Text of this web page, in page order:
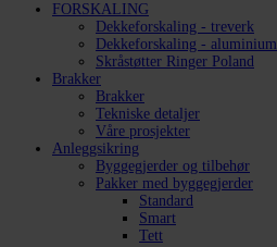
FORSKALING
Dekkeforskaling - treverk
Dekkeforskaling - aluminium
Skråstøtter Ringer Poland
Brakker
Brakker
Tekniske detaljer
Våre prosjekter
Anleggsikring
Byggegjerder og tilbehør
Pakker med byggegjerder
Standard
Smart
Tett